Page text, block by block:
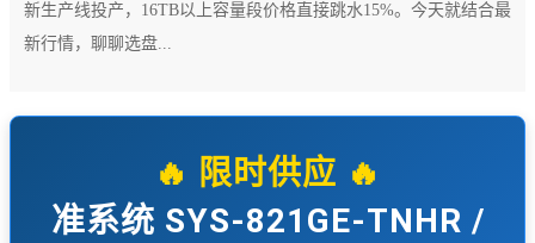
新生产线投产，16TB以上容量段价格直接跳水15%。今天就结合最
新行情，聊聊选盘...
🔥 限时供应 🔥
准系统 SYS-821GE-TNHR /